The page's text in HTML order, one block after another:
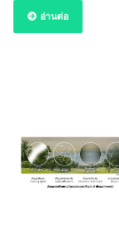
อ่านต่อ